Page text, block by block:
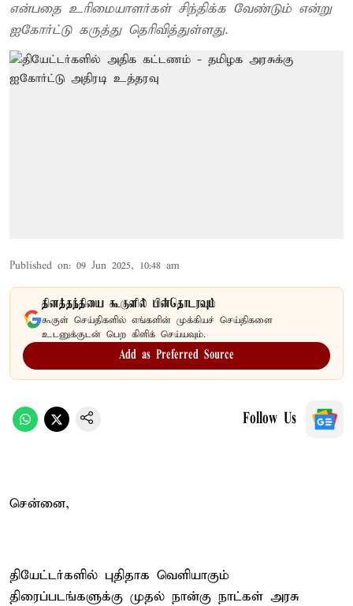
என்பதை உரிமையாளர்கள் சிந்திக்க வேண்டும் என்று
ஐகோர்ட்டு கருத்து தெரிவித்துள்ளது.
Published on: 09 Jun 2025, 10:48 am
தினத்தந்தியை கூகுளில் பின்தொடரவும்
கூகுள் செய்திகளில் எங்களின் முக்கியச் செய்திகளை
உடனுக்குடன் பெற கிளிக் செய்யவும்.
Add as Preferred Source
Follow Us
சென்னை,
தியேட்டர்களில் புதிதாக வெளியாகும்
திரைப்படங்களுக்கு முதல் நான்கு நாட்கள் அரசு